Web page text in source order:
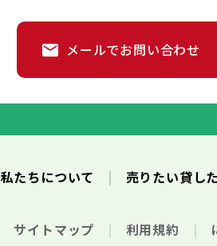
メールでお問い合わせ
私たちについて 売りたい貸し
サイトマップ 利用規約